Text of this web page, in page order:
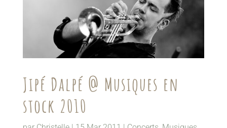
Jipé Dalpé @ Musiques en
stock 2010